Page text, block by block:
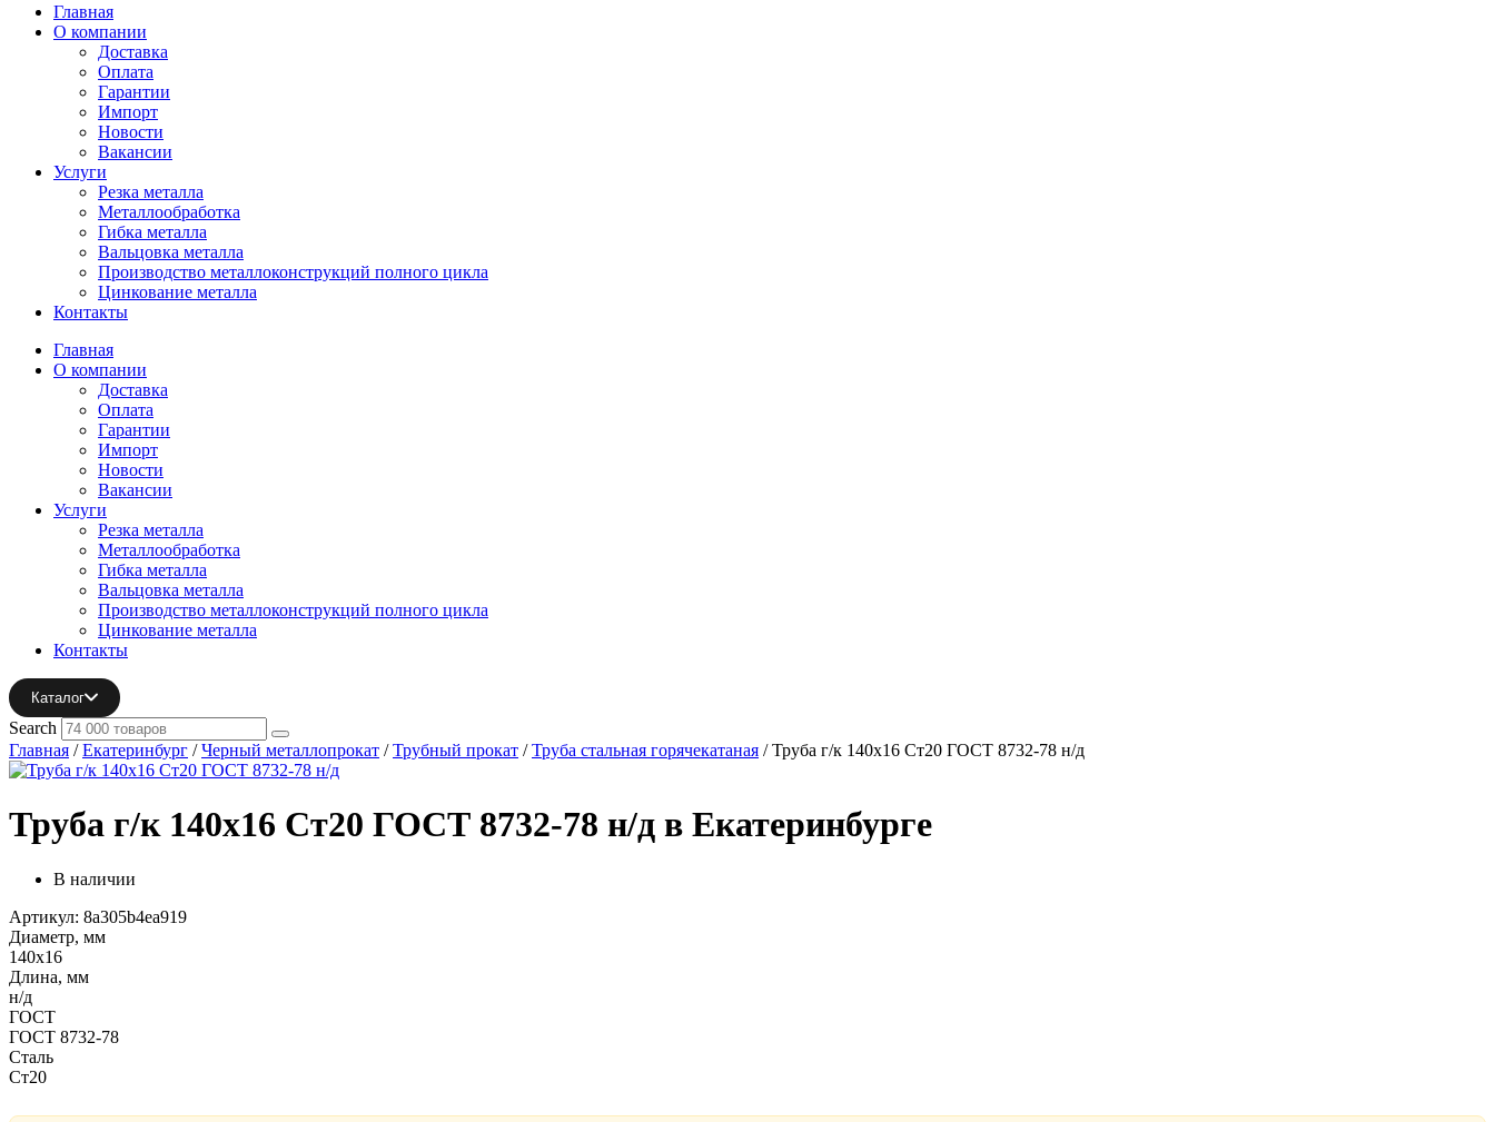
Главная
О компании
Доставка
Оплата
Гарантии
Импорт
Новости
Вакансии
Услуги
Резка металла
Металлообработка
Гибка металла
Вальцовка металла
Производство металлоконструкций полного цикла
Цинкование металла
Контакты
Главная
О компании
Доставка
Оплата
Гарантии
Импорт
Новости
Вакансии
Услуги
Резка металла
Металлообработка
Гибка металла
Вальцовка металла
Производство металлоконструкций полного цикла
Цинкование металла
Контакты
Каталог
Search
Главная /Екатеринбург /Черный металлопрокат /Трубный прокат /Труба стальная горячекатаная / Труба г/к 140х16 Ст20 ГОСТ 8732-78 н/д
Труба г/к 140х16 Ст20 ГОСТ 8732-78 н/д в Екатеринбурге
В наличии
Артикул: 8a305b4ea919
Диаметр, мм
140х16
Длина, мм
н/д
ГОСТ
ГОСТ 8732-78
Сталь
Ст20